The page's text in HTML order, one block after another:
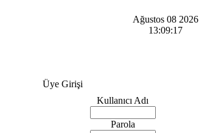
Ağustos 08 2026
13:09:17
Üye Girişi
Kullanıcı Adı
Parola